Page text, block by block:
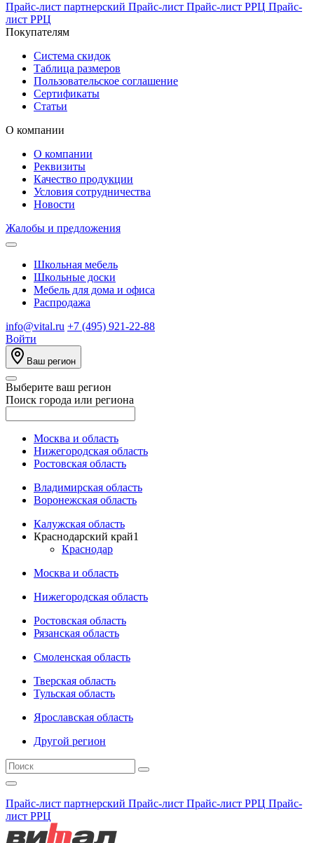
Прайс-лист партнерский Прайс-лист Прайс-лист РРЦ Прайс-
лист РРЦ
Покупателям
Система скидок
Таблица размеров
Пользовательское соглашение
Сертификаты
Статьи
О компании
О компании
Реквизиты
Качество продукции
Условия сотрудничества
Новости
Жалобы и предложения
Школьная мебель
Школьные доски
Мебель для дома и офиса
Распродажа
info@vital.ru +7 (495) 921-22-88
Войти
Ваш регион
Выберите ваш регион
Поиск города или региона
Москва и область
Нижегородская область
Ростовская область
Владимирская область
Воронежская область
Калужская область
Краснодарский край1
Краснодар
Москва и область
Нижегородская область
Ростовская область
Рязанская область
Смоленская область
Тверская область
Тульская область
Ярославская область
Другой регион
Прайс-лист партнерский Прайс-лист Прайс-лист РРЦ Прайс-
лист РРЦ